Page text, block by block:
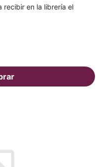
recibir en la librería el